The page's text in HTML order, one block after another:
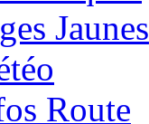
Jaunes
Route